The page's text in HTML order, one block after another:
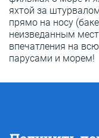
яхтой за
прямо на носу
неизведанным
впечатления на
парусами и морем!